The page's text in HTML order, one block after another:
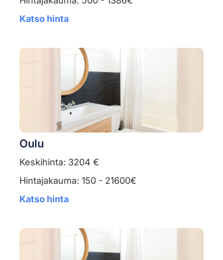
Katso hinta
Oulu
Keskihinta: 3204 €
Hintajakauma: 150 - 21600€
Katso hinta